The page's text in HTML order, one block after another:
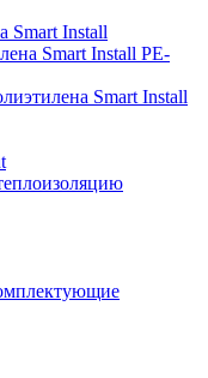
Smart Install
Smart Install PE-
Smart Install